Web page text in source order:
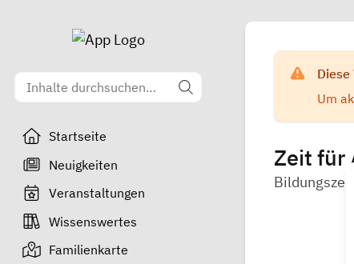
Startseite
Neuigkeiten
Veranstaltungen
Wissenswertes
Familienkarte
Um
Zeit für